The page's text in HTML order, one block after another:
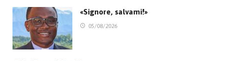
«Signore, salvami!»
05/08/2026